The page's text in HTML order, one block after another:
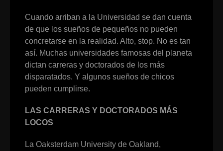
Cuando arriban a la Universidad se dan cuenta
de que los sueños de pequeños no pueden
concretarse en la realidad. Alto, stop. No es tan
así. Muchas universidades famosas del planeta
dictan carreras y doctorados de los más
disparatados. Y algunos sueños de chicos
pueden cumplirse.
LAS CARRERAS Y DOCTORADOS MÁS
LOCOS
La Oaksterdam University de Oakland,